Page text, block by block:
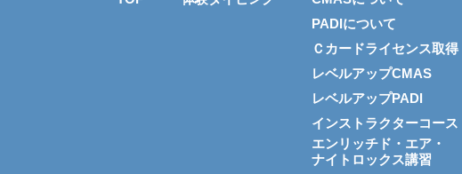
PADIについて
Ｃカードライセンス取得
レベルアップCMAS
レベルアップPADI
インストラクターコース
エンリッチド・エア・
ナイトロックス講習